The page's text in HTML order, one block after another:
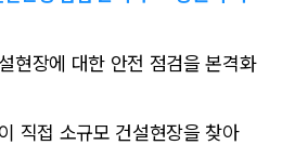
현장에 대한 안전 점검을 본격화
직접 소규모 건설현장을 찾아